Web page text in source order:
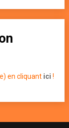
en cliquant ici !